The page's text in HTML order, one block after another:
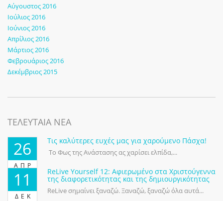
Αύγουστος 2016
Ιούλιος 2016
Ιούνιος 2016
Απρίλιος 2016
Μάρτιος 2016
Φεβρουάριος 2016
Δεκέμβριος 2015
ΤΕΛΕΥΤΑΙΑ ΝΕΑ
26
ΑΠΡ
Τις καλύτερες ευχές μας για χαρούμενο Πάσχα!
Το Φως της Ανάστασης ας χαρίσει ελπίδα,...
11
ΔΕΚ
ReLive Yourself 12: Αφιερωμένο στα Χριστούγεννα
της διαφορετικότητας και της δημιουργικότητας
ReLive σημαίνει ξαναζώ. Ξαναζώ, ξαναζώ όλα αυτά...